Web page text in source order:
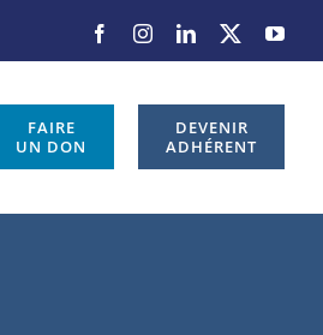
FAIRE
UN DON
DEVENIR
ADHÉRENT